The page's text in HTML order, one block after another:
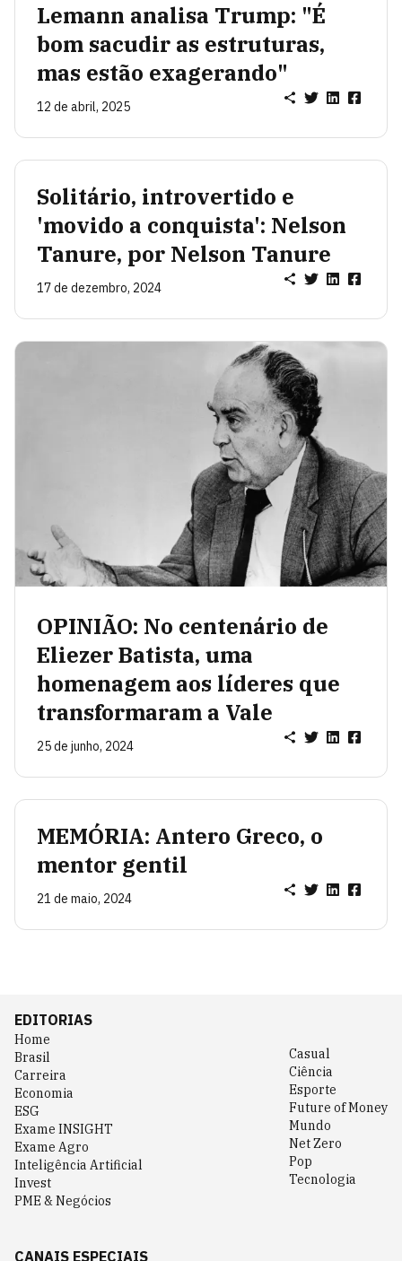
Lemann analisa Trump: "É
bom sacudir as estruturas,
mas estão exagerando"
12 de abril, 2025
Solitário, introvertido e
'movido a conquista': Nelson
Tanure, por Nelson Tanure
17 de dezembro, 2024
OPINIÃO: No centenário de
Eliezer Batista, uma
homenagem aos líderes que
transformaram a Vale
25 de junho, 2024
MEMÓRIA: Antero Greco, o
mentor gentil
21 de maio, 2024
EDITORIAS
Home
Brasil
Carreira
Economia
ESG
Exame INSIGHT
Exame Agro
Inteligência Artificial
Invest
PME & Negócios
Casual
Ciência
Esporte
Future of Money
Mundo
Net Zero
Pop
Tecnologia
CANAIS ESPECIAIS